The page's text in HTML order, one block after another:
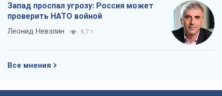
Запад проспал угрозу: Россия может
проверить НАТО войной
Леонид Невзлин 6,7 т.
Все мнения